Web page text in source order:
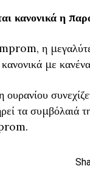
κανονικά η
η
κανονικά με
ουρανίου
τα